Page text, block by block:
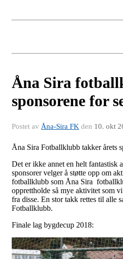
Åna Sira
sponsorene for
Postet av Åna-Sira FK den 10. okt
Åna Sira Fotballklubb takker årets
Det er ikke annet en helt fantastisk
sponsorer velger å støtte opp om
fotballklubb som Åna Sira
opprettholde så mye aktivitet som
fra disse. En stor takk rettes til alle
Fotballklubb.
Finale lag bygdecup 2018: